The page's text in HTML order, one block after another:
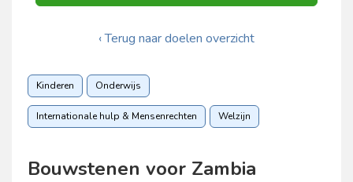
‹ Terug naar doelen overzicht
Kinderen Onderwijs
Internationale hulp & Mensenrechten Welzijn
Bouwstenen voor Zambia